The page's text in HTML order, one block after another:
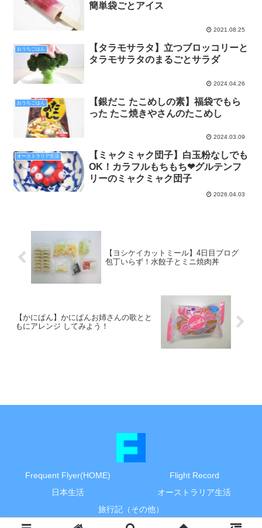
簡単袋ごとアイス
2021.08.25
おうちごはん
【タラモサラタ】立つブロッコリーと
タラモサラタのまるごとサラダ
2024.04.26
おうちごはん
【銀だこ たこめしの素】福袋でもら
った たこ焼きやさんのたこめし
2024.03.09
オーストラリア生活
【ミャクミャク団子】白玉粉なしでも
OK！カラフルもちもち❤グルテンフ
リーのミャクミャク団子
2026.04.03
【ヨシケイカットミール】4日目ブログ
包丁いらず！水餃子とミニ焼肉丼
【かにぱん】かにぱんお姉さんの歌とと
もにアレンジ してみよう！
Frequent Flyer(HOME)
Flight Record
日本生活
オーストラリア生活
旅行記（その他）